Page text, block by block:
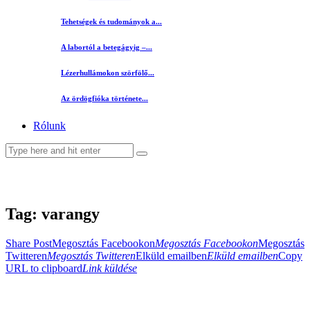
Tehetségek és tudományok a...
A labortól a betegágyig –...
Lézerhullámokon szörfölő...
Az ördögfióka története...
Rólunk
Tag: varangy
Share PostMegosztás FacebookonMegosztás FacebookonMegosztás
TwitterenMegosztás TwitterenElküld emailbenElküld emailbenCopy
URL to clipboardLink küldése